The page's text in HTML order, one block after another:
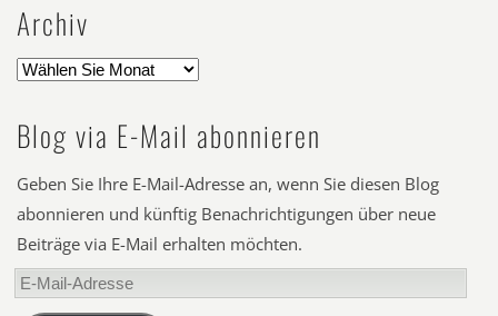
Archiv
Blog via E-Mail abonnieren
Geben Sie Ihre E-Mail-Adresse an, wenn Sie diesen Blog
abonnieren und künftig Benachrichtigungen über neue
Beiträge via E-Mail erhalten möchten.
E-
Mail-